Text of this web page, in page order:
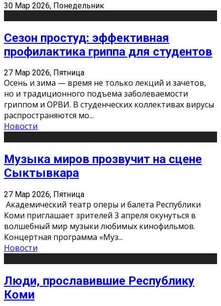
30 Мар 2026, Понедельник
Сезон простуд: эффективная
профилактика гриппа для студентов
27 Мар 2026, Пятница
Осень и зима — время не только лекций и зачетов,
но и традиционного подъема заболеваемости
гриппом и ОРВИ. В студенческих коллективах вирусы
распространяются мо...
Новости
Музыка миров прозвучит на сцене
Сыктывкара
27 Мар 2026, Пятница
Академический театр оперы и балета Республики
Коми приглашает зрителей 3 апреля окунуться в
волшебный мир музыки любимых кинофильмов.
Концертная программа «Муз...
Новости
Люди, прославившие Республику
Коми